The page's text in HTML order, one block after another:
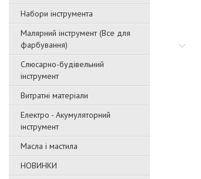
Набори інструмента
Малярний інструмент (Все для
фарбування)
Слюсарно-будівельний
інструмент
Витратні матеріали
Електро - Акумуляторний
інструмент
Масла і мастила
НОВИНКИ